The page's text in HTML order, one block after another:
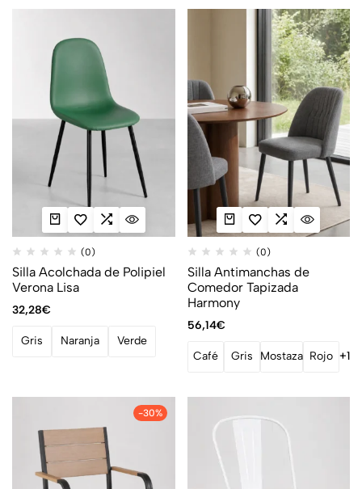
(0)
Silla Acolchada de Polipiel
Verona Lisa
32,28€
Gris Naranja Verde
(0)
Silla Antimanchas de
Comedor Tapizada
Harmony
56,14€
Café Gris Mostaza Rojo +1
-30%